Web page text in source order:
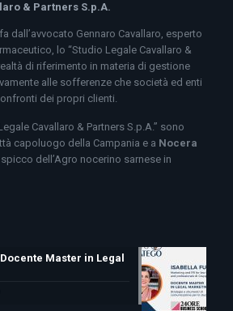
& Partners S.p.A.
dall’avvocato Gennaro Cavallaro, esperto
lo “Studio Legale Cavallaro &
di riferimento in materia di gestione
alle sofferenze che società ed enti
dei propri clienti.
Cavallaro & Partners S.p.A.” sono
capoluogo della Campania e a Nocera
dell’Agro nocerino sarnese in
Master in Legal